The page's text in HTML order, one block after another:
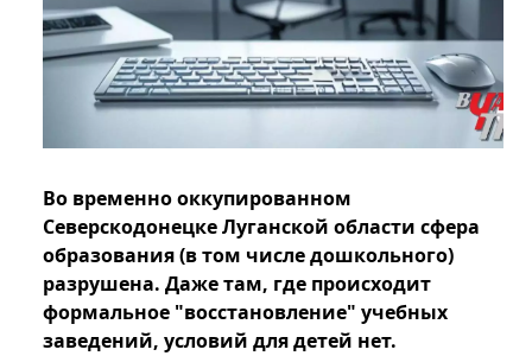
Во временно оккупированном
Северскодонецке Луганской области сфера
образования (в том числе дошкольного)
разрушена. Даже там, где происходит
формальное "восстановление" учебных
заведений, условий для детей нет.